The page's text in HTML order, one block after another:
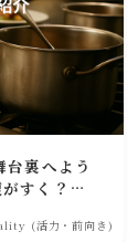
台裏へよう
すく？料
(活力・前向き)